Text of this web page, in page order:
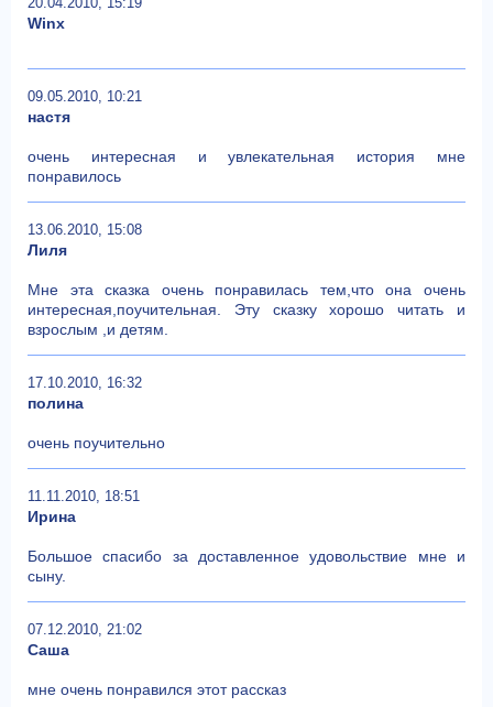
Winx
09.05.2010, 10:21
настя
очень интересная и увлекательная история мне
понравилось
13.06.2010, 15:08
Лиля
Мне эта сказка очень понравилась тем,что она очень
интересная,поучительная. Эту сказку хорошо читать и
взрослым ,и детям.
17.10.2010, 16:32
полина
очень поучительно
11.11.2010, 18:51
Ирина
Большое спасибо за доставленное удовольствие мне и
сыну.
07.12.2010, 21:02
Саша
мне очень понравился этот рассказ